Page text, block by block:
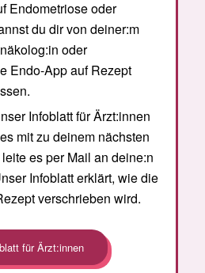
Endometriose oder
du dir von deiner:m
oder
Endo-App auf Rezept
Infoblatt für Ärzt:innen
mit zu deinem nächsten
es per Mail an deine:n
Infoblatt erklärt, wie die
verschrieben wird.
für Ärzt:innen